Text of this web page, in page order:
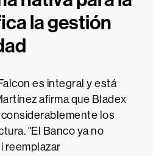
la gestión
es integral y está
afirma que Bladex
los
"El Banco ya no
reemplazar